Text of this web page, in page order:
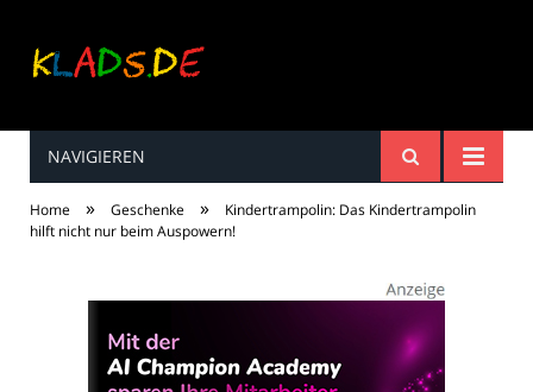
Kinderreime, Spiele,
Spaß ...
NAVIGIEREN
Home » Geschenke »
Kindertrampolin: Das Kindertrampolin
hilft nicht nur beim Auspowern!